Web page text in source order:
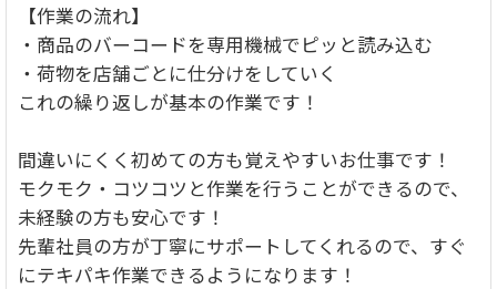
【作業の流れ】
・商品のバーコードを専用機械でピッと読み込む
・荷物を店舗ごとに仕分けをしていく
これの繰り返しが基本の作業です！
間違いにくく初めての方も覚えやすいお仕事です！
モクモク・コツコツと作業を行うことができるので、
未経験の方も安心です！
先輩社員の方が丁寧にサポートしてくれるので、すぐ
にテキパキ作業できるようになります！